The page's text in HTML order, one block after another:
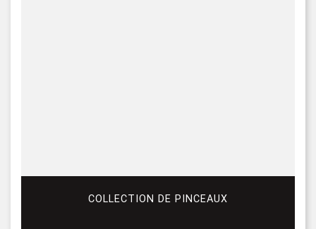
COLLECTION DE PINCEAUX